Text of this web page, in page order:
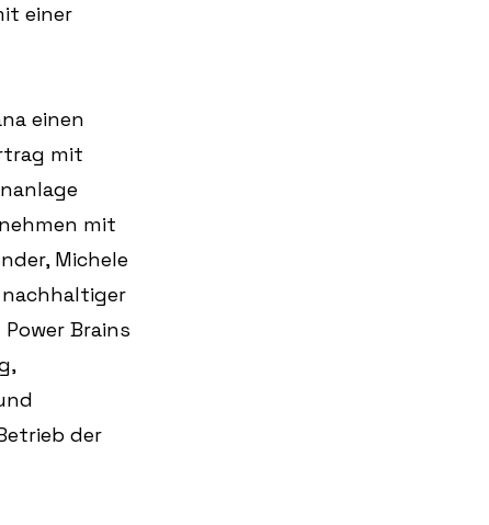
einer
einen
mit
mit
Michele
nachhaltiger
Brains
der